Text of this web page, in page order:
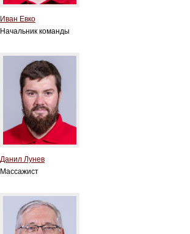
Иван Евко
Начальник команды
Данил Лунев
Массажист